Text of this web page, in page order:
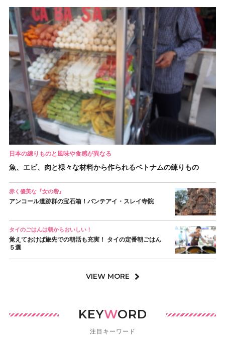
日本の練りものと風味や食感が異なる
魚、エビ、肉と様々な材料から作られるベトナムの練りもの
赤く優美な『女の砦』
アンコール遺跡群の宝石箱！バンテアイ・スレイ寺院
タイのごはんは朝からおいしい！
覚えておけば旅先での朝活も充実！ タイの定番朝ごはん
５選
VIEW MORE
KEYWORD
注目キーワード